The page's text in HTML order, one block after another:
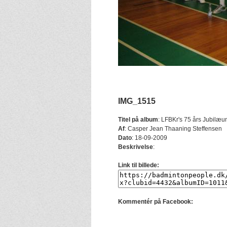
IMG_1515
Titel på album: LFBKr's 75 års
Af: Casper Jean Thaaning Steffensen
Dato: 18-09-2009
Beskrivelse:
Link til billede:
Kommentér på Facebook: